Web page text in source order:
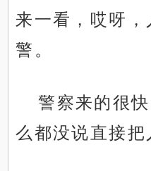
来一看，哎呀，
警。
警察来的很
么都没说直接把